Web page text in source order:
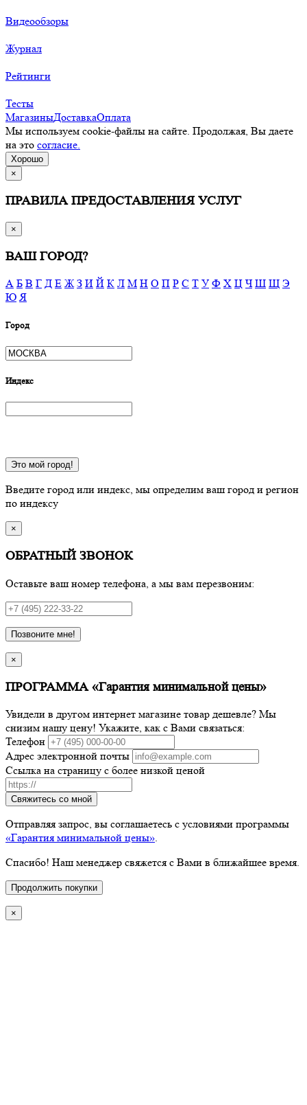
Видеообзоры
Журнал
Рейтинги
Тесты
МагазиныДоставкаОплата
Мы используем cookie-файлы на сайте. Продолжая, Вы даете
на это согласие.
Хорошо
×
ПРАВИЛА ПРЕДОСТАВЛЕНИЯ УСЛУГ
×
ВАШ ГОРОД?
А Б В Г Д Е Ж З И Й К Л М Н О П Р С Т У Ф Х Ц Ч Ш Щ Э
Ю Я
Город
Индекс
Это мой город!
Введите город или индекс, мы определим ваш город и регион
по индексу
×
ОБРАТНЫЙ ЗВОНОК
Оставьте ваш номер телефона, а мы вам перезвоним:
Позвоните мне!
×
ПРОГРАММА «Гарантия минимальной цены»
Увидели в другом интернет магазине товар дешевле? Мы
снизим нашу цену! Укажите, как с Вами связаться:
Телефон
Адрес электронной почты
Ссылка на страницу с более низкой ценой
Свяжитесь со мной
Отправляя запрос, вы соглашаетесь с условиями программы
«Гарантия минимальной цены».
Спасибо! Наш менеджер свяжется с Вами в ближайшее время.
Продолжить покупки
×